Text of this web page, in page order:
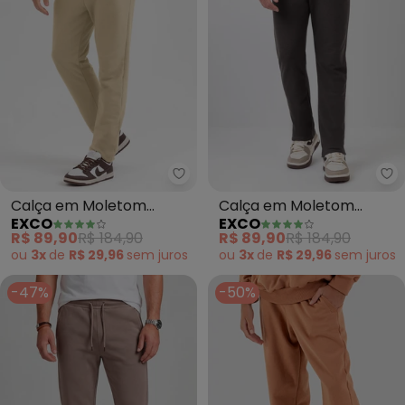
Exco - Calça em Moletom
Calça em Moletom
(Marrom Claro)
EXCO
R$ 89,90R$ 184,90
ou 3x de R$ 29,96 sem juros
Calça em Moletom
(Marrom Escuro)
EXCO
R$ 89,90R$ 184,90
ou 3x de R$ 29,96 sem juros
-47% -50%